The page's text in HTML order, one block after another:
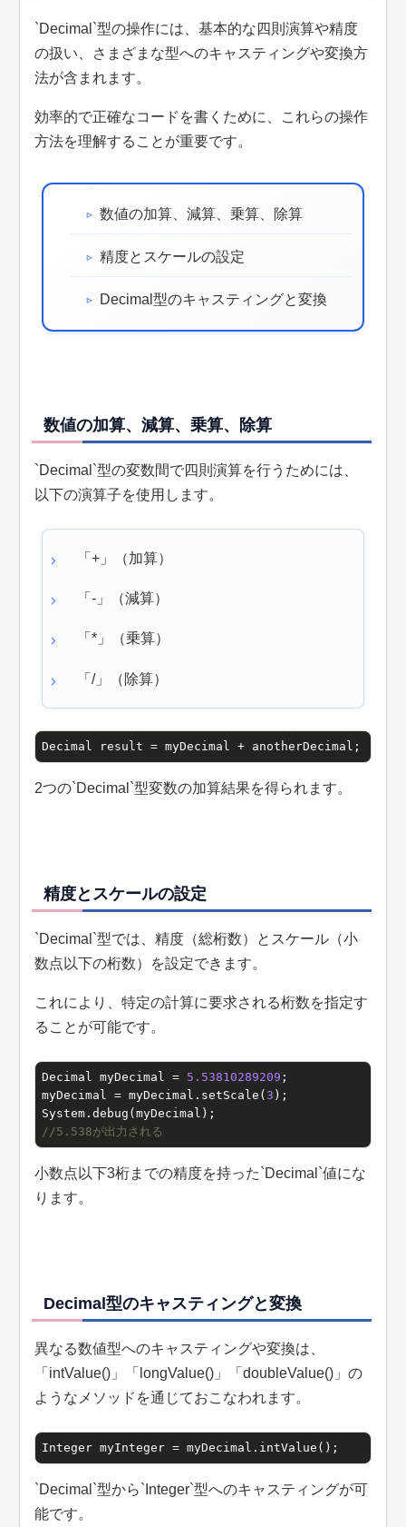
`Decimal`型の操作には、基本的な四則演算や精度
の扱い、さまざまな型へのキャスティングや変換方
法が含まれます。
効率的で正確なコードを書くために、これらの操作
方法を理解することが重要です。
数値の加算、減算、乗算、除算
精度とスケールの設定
Decimal型のキャスティングと変換
数値の加算、減算、乗算、除算
`Decimal`型の変数間で四則演算を行うためには、
以下の演算子を使用します。
「+」（加算）
「-」（減算）
「*」（乗算）
「/」（除算）
Decimal result = myDecimal + anotherDecimal;
2つの`Decimal`型変数の加算結果を得られます。
精度とスケールの設定
`Decimal`型では、精度（総桁数）とスケール（小
数点以下の桁数）を設定できます。
これにより、特定の計算に要求される桁数を指定す
ることが可能です。
Decimal myDecimal = 5.53810289209 ;
myDecimal = myDecimal.setScale(3 );
//5.538が出力される
小数点以下3桁までの精度を持った`Decimal`値にな
ります。
Decimal型のキャスティングと変換
異なる数値型へのキャスティングや変換は、
「intValue()」「longValue()」「doubleValue()」の
ようなメソッドを通じておこなわれます。
Integer myInteger = myDecimal.intValue();
`Decimal`型から`Integer`型へのキャスティングが可
能です。